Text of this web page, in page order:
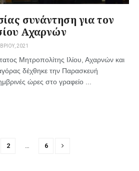
συνάντηση για τον
Αχαρνών
2021
Μητροπολίτης Ιλίου, Αχαρνών και
δέχθηκε την Παρασκευή
ώρες στο γραφείο ...
2 … 6